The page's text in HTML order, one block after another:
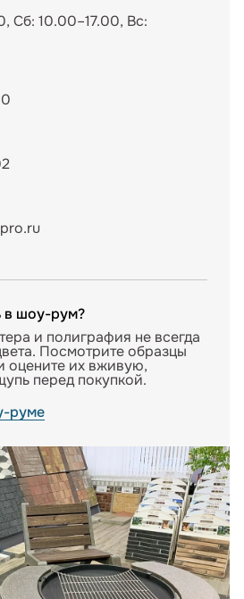
Сб: 10.00–17.00, Вс:
в шоу-рум?
и полиграфия не всегда
Посмотрите образцы
оцените их вживую,
перед покупкой.
руме